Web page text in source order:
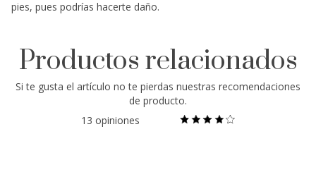
pies, pues podrías hacerte daño.
Productos relacionados
Si te gusta el artículo no te pierdas nuestras recomendaciones
de producto.
13 opiniones